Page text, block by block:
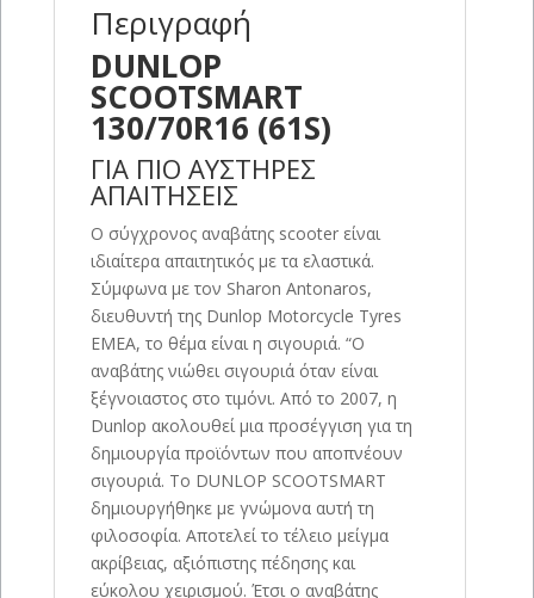
Περιγραφή
DUNLOP
SCOOTSMART
130/70R16 (61S)
ΓΙΑ ΠΙΟ ΑΥΣΤΗΡΕΣ
ΑΠΑΙΤΗΣΕΙΣ
Ο σύγχρονος αναβάτης scooter είναι
ιδιαίτερα απαιτητικός με τα ελαστικά.
Σύμφωνα με τον Sharon Antonaros,
διευθυντή της Dunlop Motorcycle Tyres
EMEA, το θέμα είναι η σιγουριά. “Ο
αναβάτης νιώθει σιγουριά όταν είναι
ξέγνοιαστος στο τιμόνι. Από το 2007, η
Dunlop ακολουθεί μια προσέγγιση για τη
δημιουργία προϊόντων που αποπνέουν
σιγουριά. Το DUNLOP SCOOTSMART
δημιουργήθηκε με γνώμονα αυτή τη
φιλοσοφία. Αποτελεί το τέλειο μείγμα
ακρίβειας, αξιόπιστης πέδησης και
εύκολου χειρισμού. Έτσι ο αναβάτης